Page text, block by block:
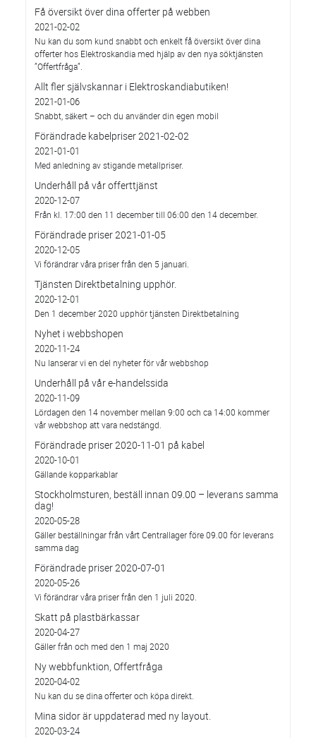
Få översikt över dina offerter på webben
2021-02-02
Nu kan du som kund snabbt och enkelt få översikt över dina
offerter hos Elektroskandia med hjälp av den nya söktjänsten
”Offertfråga”.
Allt fler självskannar i Elektroskandiabutiken!
2021-01-06
Snabbt, säkert – och du använder din egen mobil
Förändrade kabelpriser 2021-02-02
2021-01-01
Med anledning av stigande metallpriser.
Underhåll på vår offerttjänst
2020-12-07
Från kl. 17:00 den 11 december till 06:00 den 14 december.
Förändrade priser 2021-01-05
2020-12-05
Vi förändrar våra priser från den 5 januari.
Tjänsten Direktbetalning upphör.
2020-12-01
Den 1 december 2020 upphör tjänsten Direktbetalning
Nyhet i webbshopen
2020-11-24
Nu lanserar vi en del nyheter för vår webbshop
Underhåll på vår e-handelssida
2020-11-09
Lördagen den 14 november mellan 9:00 och ca 14:00 kommer
vår webbshop att vara nedstängd.
Förändrade priser 2020-11-01 på kabel
2020-10-01
Gällande kopparkablar
Stockholmsturen, beställ innan 09.00 – leverans samma
dag!
2020-05-28
Gäller beställningar från vårt Centrallager före 09.00 för leverans
samma dag
Förändrade priser 2020-07-01
2020-05-26
Vi förändrar våra priser från den 1 juli 2020.
Skatt på plastbärkassar
2020-04-27
Gäller från och med den 1 maj 2020
Ny webbfunktion, Offertfråga
2020-04-02
Nu kan du se dina offerter och köpa direkt.
Mina sidor är uppdaterad med ny layout.
2020-03-24